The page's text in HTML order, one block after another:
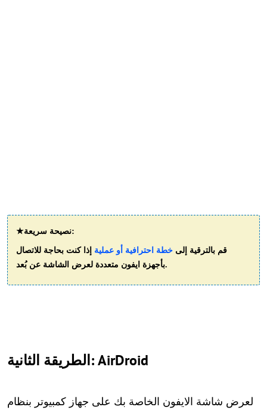
★نصيحة سريعة:
قم بالترقية إلى خطة احترافية أو عملية إذا كنت بحاجة للاتصال
بأجهزة ايفون متعددة لعرض الشاشة عن بُعد.
الطريقة الثانية: AirDroid
لعرض شاشة الايفون الخاصة بك على جهاز كمبيوتر بنظام